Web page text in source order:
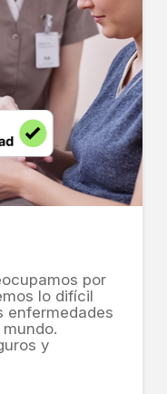
por
lo difícil
enfermedades
y